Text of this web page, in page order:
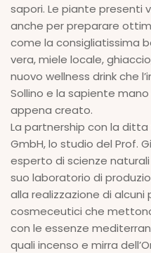
sapori. Le piante presenti
anche per preparare
come la consigliatissima
vera, miele locale,
nuovo wellness drink che
Sollino e la sapiente
appena creato.
La partnership con la
GmbH, lo studio del Prof.
esperto di scienze
suo laboratorio di
alla realizzazione di
cosmeceutici che
con le essenze
quali incenso e mirra